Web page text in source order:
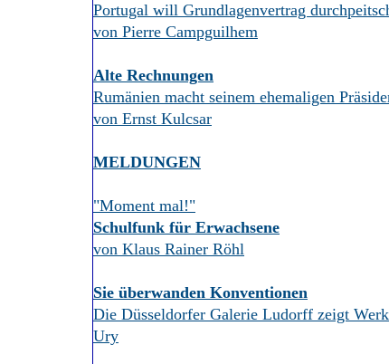
Portugal will Grundlagenvertrag
von Pierre Campguilhem
Alte Rechnungen
Rumänien macht seinem ehemaligen
von Ernst Kulcsar
MELDUNGEN
"Moment mal!"
Schulfunk für Erwachsene
von Klaus Rainer Röhl
Sie überwanden Konventionen
Die Düsseldorfer Galerie Ludorff zeigt
Ury